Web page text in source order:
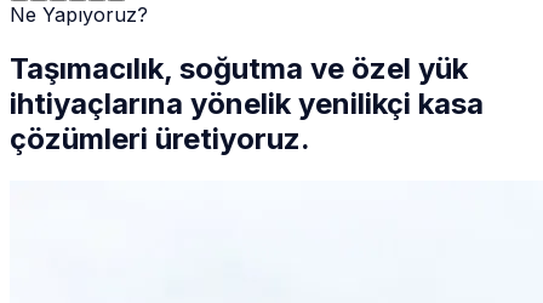
Ne Yapıyoruz?
Taşımacılık, soğutma ve özel yük
ihtiyaçlarına yönelik yenilikçi kasa
çözümleri üretiyoruz.